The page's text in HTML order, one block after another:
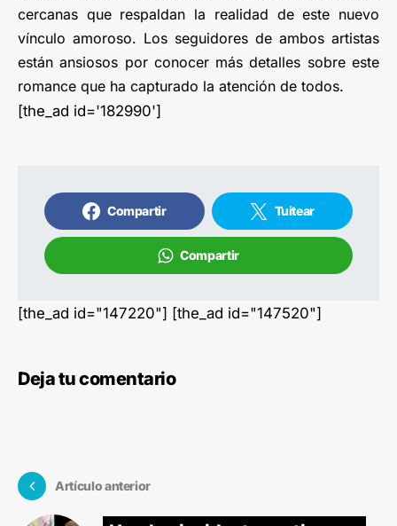
cercanas que respaldan la realidad de este nuevo
vínculo amoroso. Los seguidores de ambos artistas
están ansiosos por conocer más detalles sobre este
romance que ha capturado la atención de todos.
[the_ad id='182990']
Compartir Tuitear
Compartir
[the_ad id="147220"] [the_ad id="147520"]
Deja tu comentario
Artículo anterior